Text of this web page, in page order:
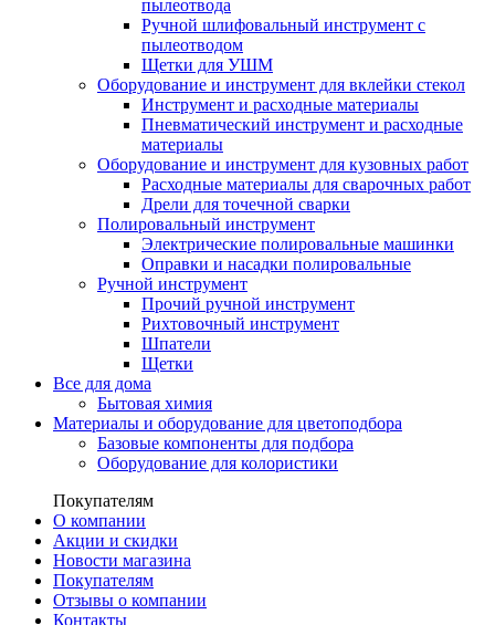
пылеотвода
Ручной шлифовальный инструмент с
пылеотводом
Щетки для УШМ
Оборудование и инструмент для вклейки стекол
Инструмент и расходные материалы
Пневматический инструмент и расходные
материалы
Оборудование и инструмент для кузовных работ
Расходные материалы для сварочных работ
Дрели для точечной сварки
Полировальный инструмент
Электрические полировальные машинки
Оправки и насадки полировальные
Ручной инструмент
Прочий ручной инструмент
Рихтовочный инструмент
Шпатели
Щетки
Все для дома
Бытовая химия
Материалы и оборудование для цветоподбора
Базовые компоненты для подбора
Оборудование для колористики
Покупателям
О компании
Акции и скидки
Новости магазина
Покупателям
Отзывы о компании
Контакты